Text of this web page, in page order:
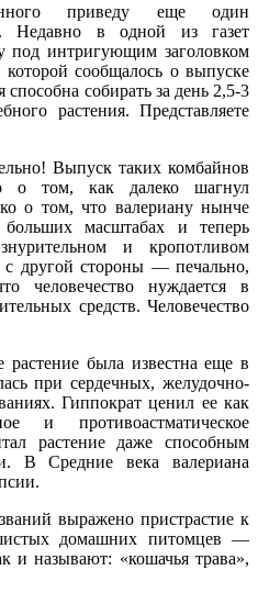
приведу еще один
Недавно в одной из газет
под интригующим заголовком
сообщалось о выпуске
собирать за день 2,5-3
растения. Представляете
Выпуск таких комбайнов
о том, как далеко шагнул
о том, что валериану нынче
масштабах и теперь
и кропотливом
другой стороны — печально,
человечество нуждается в
средств. Человечество
растение была известна еще в
при сердечных, желудочно-
Гиппократ ценил ее как
и противоастматическое
растение даже способным
В Средние века валериана
выражено пристрастие к
домашних питомцев —
и называют: «кошачья трава»,